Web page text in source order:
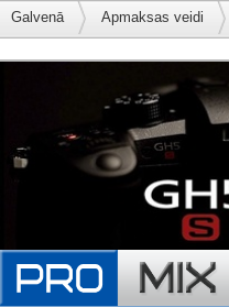
Galvenā Apmaksas veidi